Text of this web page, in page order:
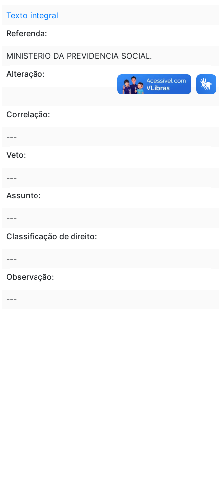
Texto integral
Referenda:
MINISTERIO DA PREVIDENCIA SOCIAL.
Alteração:
---
Correlação:
---
Veto:
---
Assunto:
---
Classificação de direito:
---
Observação:
---